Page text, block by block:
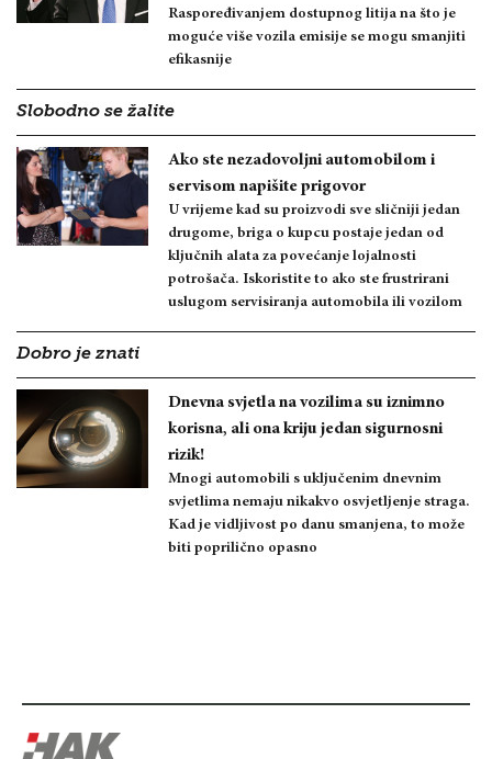
Raspoređivanjem dostupnog litija na što je
moguće više vozila emisije se mogu smanjiti
efikasnije
Slobodno se žalite
Ako ste nezadovoljni automobilom i
servisom napišite prigovor
U vrijeme kad su proizvodi sve sličniji jedan
drugome, briga o kupcu postaje jedan od
ključnih alata za povećanje lojalnosti
potrošača. Iskoristite to ako ste frustrirani
uslugom servisiranja automobila ili vozilom
Dobro je znati
Dnevna svjetla na vozilima su iznimno
korisna, ali ona kriju jedan sigurnosni
rizik!
Mnogi automobili s uključenim dnevnim
svjetlima nemaju nikakvo osvjetljenje straga.
Kad je vidljivost po danu smanjena, to može
biti poprilično opasno